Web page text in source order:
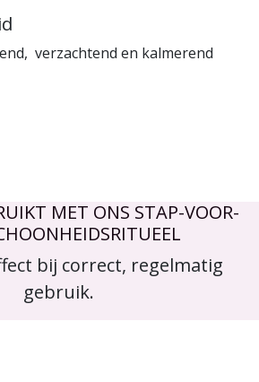
verzachtend en kalmerend
MET ONS STAP-VOOR-
bij correct, regelmatig
gebruik.